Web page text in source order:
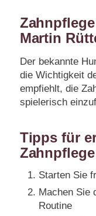
Martin
Der bekannte
die Wichtigkeit
empfiehlt, die
spielerisch
Tipps für
Starten Sie
Machen Sie
Routine